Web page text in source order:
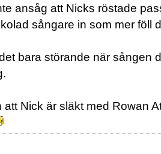
ansåg att Nicks röstade
sångare in som mer föll
bara störande när sången
att Nick är släkt med Rowan